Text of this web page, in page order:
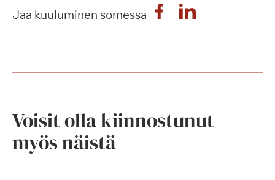
Jaa kuuluminen somessa
Voisit olla kiinnostunut
myös näistä